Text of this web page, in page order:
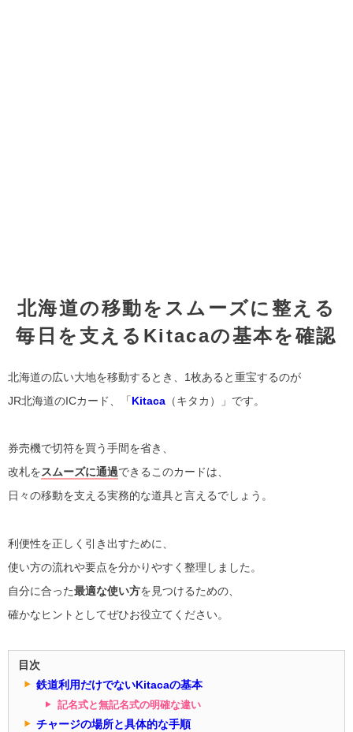
北海道の移動をスムーズに整える
毎日を支えるKitacaの基本を確認
北海道の広い大地を移動するとき、1枚あると重宝するのが
JR北海道のICカード、「Kitaca （キタカ）」です。
券売機で切符を買う手間を省き、
改札をスムーズに通過できるこのカードは、
日々の移動を支える実務的な道具と言えるでしょう。
利便性を正しく引き出すために、
使い方の流れや要点を分かりやすく整理しました。
自分に合った最適な使い方を見つけるための、
確かなヒントとしてぜひお役立てください。
目次
鉄道利用だけでないKitacaの基本
記名式と無記名式の明確な違い
チャージの場所と具体的な手順